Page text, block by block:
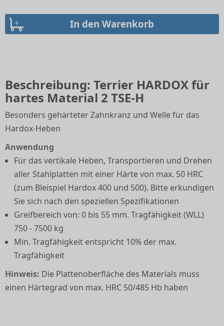
Beschreibung: Terrier HARDOX für
hartes Material 2 TSE-H
Besonders gehärteter Zahnkranz und Welle für das
Hardox-Heben
Anwendung
Für das vertikale Heben, Transportieren und Drehen
aller Stahlplatten mit einer Härte von max. 50 HRC
(zum Bleispiel Hardox 400 und 500). Bitte erkundigen
Sie sich nach den speziellen Spezifikationen
Greifbereich von: 0 bis 55 mm. Tragfähigkeit (WLL)
750 - 7500 kg
Min. Tragfähigkeit entspricht 10% der max.
Tragfähigkeit
Hinweis: Die Plattenoberfläche des Materials muss
einen Härtegrad von max. HRC 50/485 Hb haben